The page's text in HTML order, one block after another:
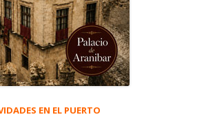
EN EL PUERTO